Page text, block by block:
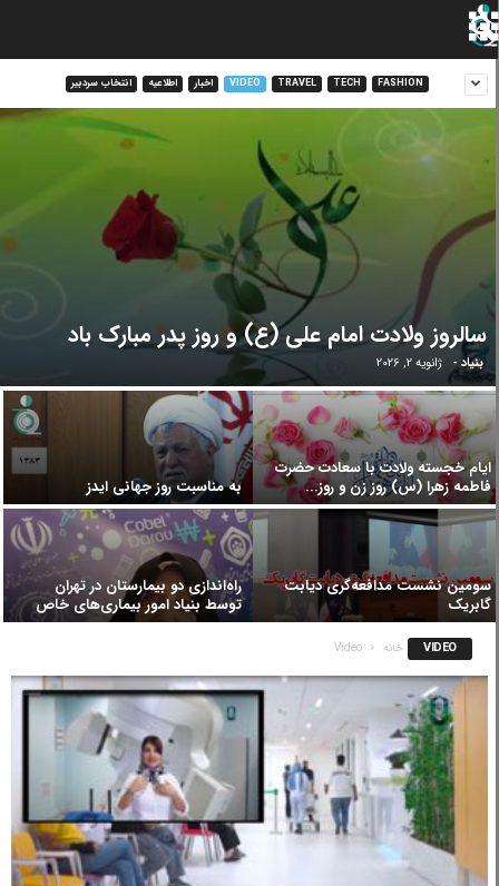
FASHION
TECH
TRAVEL
VIDEO اخبار اطلاعیه انتخاب سردبیر
سالروز ولادت امام علی (ع) و روز پدر مبارک باد
بنیاد - ژانویه 2, 2026
ایام خجسته ولادت با سعادت حضرت
فاطمه زهرا (س) روز زن و روز...
به مناسبت روز جهانی ایدز
سومین نشست مدافعه‌گری دیابت
گابریک
راه‌اندازی دو بیمارستان در تهران
توسط بنیاد امور بیماری‌های خاص
VIDEO خانه Video